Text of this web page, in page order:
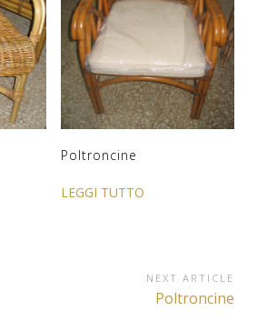
Poltroncine
LEGGI TUTTO
NEXT ARTICLE
Next
Poltroncine